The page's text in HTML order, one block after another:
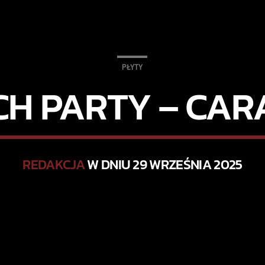
PŁYTY
PARTY –
REDAKCJAW DNIU 29 WRZEŚNIA 2025